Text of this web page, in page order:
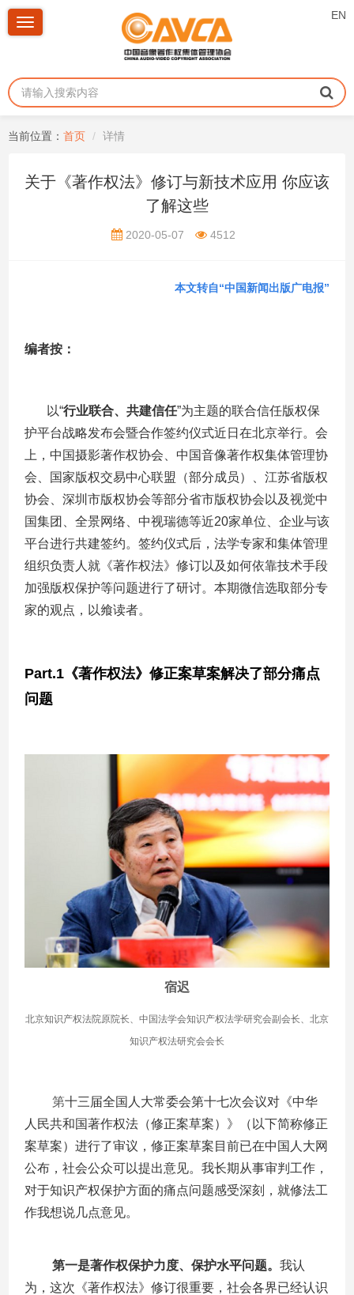
EN
Toggle
当前位置： 首页 详情
关于《著作权法》修订与新技术应用 你应该
了解这些
2020-05-07 4512
本文转自“中国新闻出版广电报”
编者按：
以“行业联合、共建信任”为主题的联合信任版权保
护平台战略发布会暨合作签约仪式近日在北京举行。会
上，中国摄影著作权协会、中国音像著作权集体管理协
会、国家版权交易中心联盟（部分成员）、江苏省版权
协会、深圳市版权协会等部分省市版权协会以及视觉中
国集团、全景网络、中视瑞德等近20家单位、企业与该
平台进行共建签约。签约仪式后，法学专家和集体管理
组织负责人就《著作权法》修订以及如何依靠技术手段
加强版权保护等问题进行了研讨。本期微信选取部分专
家的观点，以飨读者。
Part.1 《著作权法》修正案草案解决了部分痛点
问题
宿迟
北京知识产权法院原院长、中国法学会知识产权法学研究会副会长、北京
知识产权法研究会会长
第十三届全国人大常委会第十七次会议对《中华
人民共和国著作权法（修正案草案）》（以下简称修正
案草案）进行了审议，修正案草案目前已在中国人大网
公布，社会公众可以提出意见。我长期从事审判工作，
对于知识产权保护方面的痛点问题感受深刻，就修法工
作我想说几点意见。
第一是著作权保护力度、保护水平问题。我认
为，这次《著作权法》修订很重要，社会各界已经认识